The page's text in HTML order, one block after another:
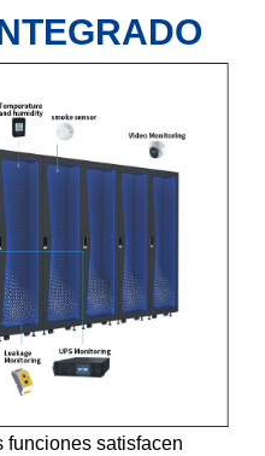
funciones satisfacen